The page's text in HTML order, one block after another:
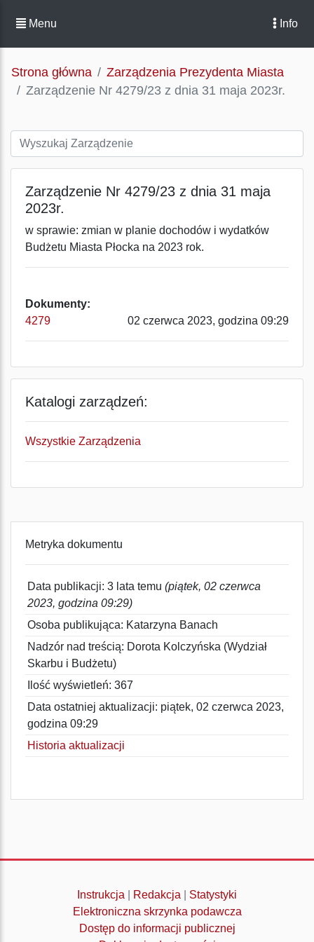
Menu Info
Strona główna
Zarządzenia Prezydenta Miasta
Zarządzenie Nr 4279/23 z dnia 31 maja 2023r.
Zarządzenie Nr 4279/23 z dnia 31 maja
2023r.
w sprawie: zmian w planie dochodów i wydatków
Budżetu Miasta Płocka na 2023 rok.
Dokumenty:
4279
02 czerwca 2023, godzina 09:29
Katalogi zarządzeń:
Wszystkie Zarządzenia
Metryka dokumentu
Data publikacji: 3 lata temu (piątek, 02 czerwca
2023, godzina 09:29)
Osoba publikująca: Katarzyna Banach
Nadzór nad treścią: Dorota Kolczyńska (Wydział
Skarbu i Budżetu)
Ilość wyświetleń: 367
Data ostatniej aktualizacji: piątek, 02 czerwca 2023,
godzina 09:29
Historia aktualizacji
Instrukcja Redakcja
Statystyki
Elektroniczna skrzynka podawcza
Dostęp do informacji publicznej